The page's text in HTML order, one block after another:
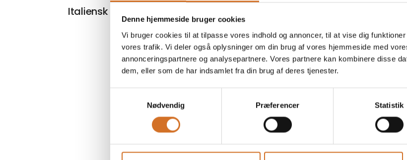
Denne hjemmeside bruger cookies
Vi bruger cookies til at tilpasse vores indhold og annoncer, til at vise dig
vores trafik. Vi deler også oplysninger om din brug af vores hjemmeside med
annonceringspartnere og analysepartnere. Vores partnere kan kombinere disse
dem, eller som de har indsamlet fra din brug af deres tjenester.
Nødvendig
Præferencer Statistik
På messen
Italiensk vegansk panini På messen